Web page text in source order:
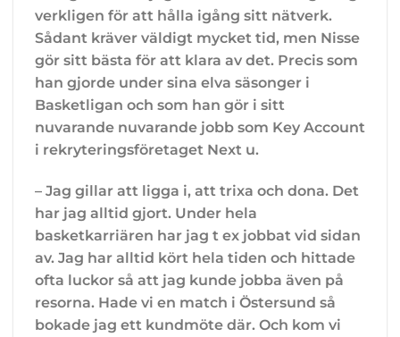
verkligen för att hålla igång sitt nätverk.
Sådant kräver väldigt mycket tid, men Nisse
gör sitt bästa för att klara av det. Precis som
han gjorde under sina elva säsonger i
Basketligan och som han gör i sitt
nuvarande nuvarande jobb som Key Account
i rekryteringsföretaget Next u.
– Jag gillar att ligga i, att trixa och dona. Det
har jag alltid gjort. Under hela
basketkarriären har jag t ex jobbat vid sidan
av. Jag har alltid kört hela tiden och hittade
ofta luckor så att jag kunde jobba även på
resorna. Hade vi en match i Östersund så
bokade jag ett kundmöte där. Och kom vi